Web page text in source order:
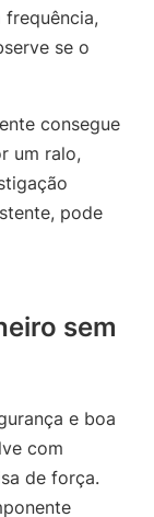
frequência,
se o
consegue
um ralo,
pode
sem
e boa
com
de força.